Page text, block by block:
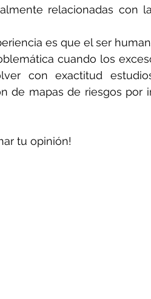
relacionadas con
es que el ser
cuando los
con exactitud
de mapas de riesgos por
tu opinión!